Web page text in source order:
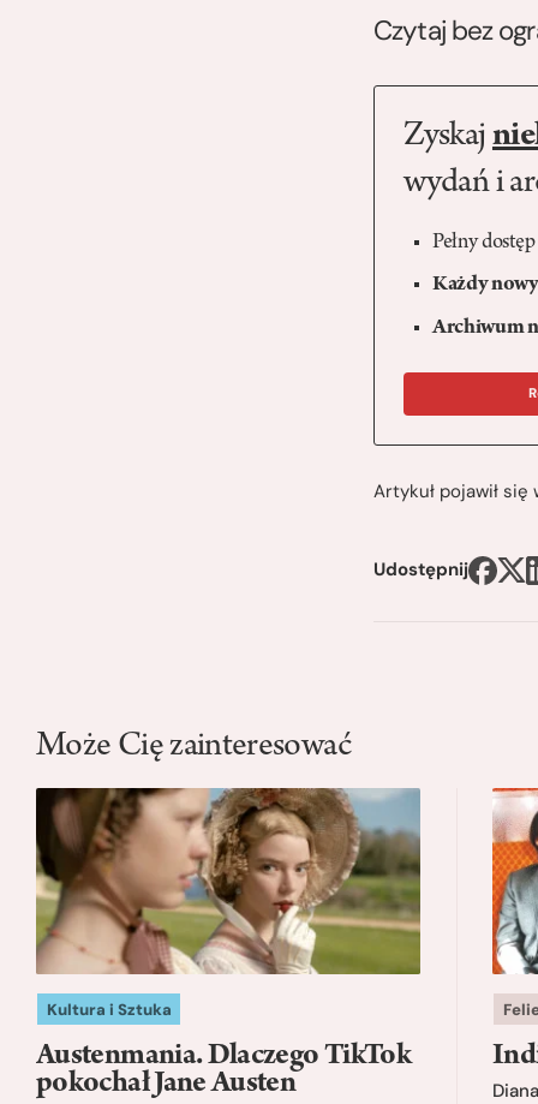
Czytaj bez
Zyskaj
wydań i
Pełny
Każdy
Archiwum
Artykuł pojawił
Udostępnij
Może Cię zainteresować
Kultura i Sztuka
Austenmania. Dlaczego TikTok
pokochał Jane Austen